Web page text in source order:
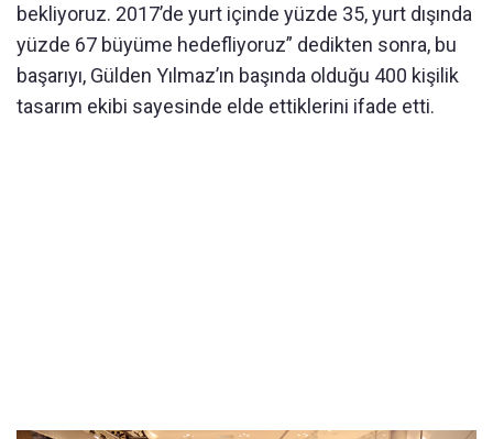
bekliyoruz. 2017’de yurt içinde yüzde 35, yurt dışında
yüzde 67 büyüme hedefliyoruz” dedikten sonra, bu
başarıyı, Gülden Yılmaz’ın başında olduğu 400 kişilik
tasarım ekibi sayesinde elde ettiklerini ifade etti.